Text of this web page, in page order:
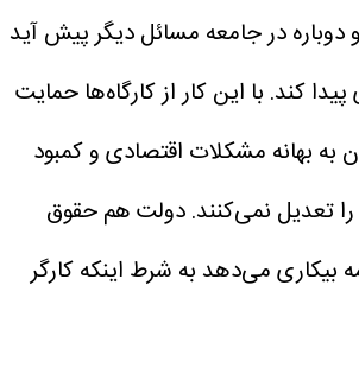
و دوباره در جامعه مسائل دیگر پیش آید
کند. با این کار از کارگاه‌ها حمایت
به بهانه مشکلات اقتصادی و کمبود
را تعدیل نمی‌کنند. دولت هم حقوق
بیکاری می‌دهد به شرط اینکه کارگر